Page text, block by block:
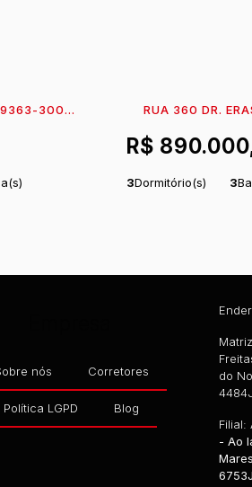
300,
R$
RUA 360 DR.
BRASIL
3Dormitório(s) 3
nós Corretores
Política LGPD Blog
do
Filial:
- Ao
6753J